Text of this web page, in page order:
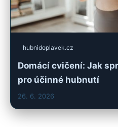
hubnidoplavek.cz
Domácí cvičení: Jak
pro účinné hubnutí
26. 6. 2026